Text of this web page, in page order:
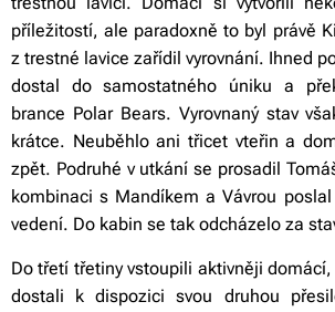
příležitostí, ale paradoxně to byl právě
z trestné lavice zařídil vyrovnání. Ihned
dostal do samostatného úniku a
brance Polar Bears. Vyrovnaný stav
krátce. Neuběhlo ani třicet vteřin a
zpět. Podruhé v utkání se prosadil
kombinaci s Mandíkem a Vávrou
vedení. Do kabin se tak odcházelo za
Do třetí třetiny vstoupili aktivněji
dostali k dispozici svou druhou